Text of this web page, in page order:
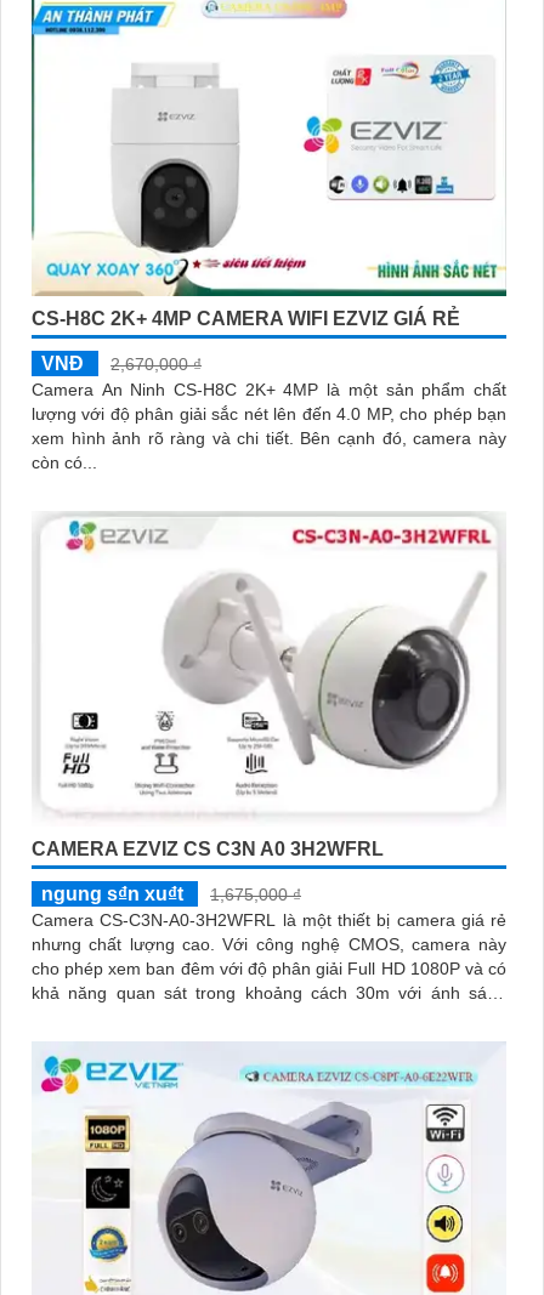
CS-H8C 2K+ 4MP CAMERA WIFI EZVIZ GIÁ RẺ
VNĐ
2,670,000 ₫
Camera An Ninh CS-H8C 2K+ 4MP là một sản phẩm chất
lượng với độ phân giải sắc nét lên đến 4.0 MP, cho phép bạn
xem hình ảnh rõ ràng và chi tiết. Bên cạnh đó, camera này
còn có...
CAMERA EZVIZ CS C3N A0 3H2WFRL
ngung s₫n xu₫t
1,675,000 ₫
Camera CS-C3N-A0-3H2WFRL là một thiết bị camera giá rẻ
nhưng chất lượng cao. Với công nghệ CMOS, camera này
cho phép xem ban đêm với độ phân giải Full HD 1080P và có
khả năng quan sát trong khoảng cách 30m với ánh sáng